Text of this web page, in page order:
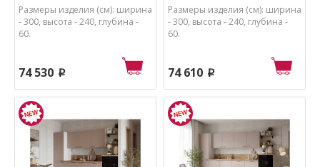
Размеры изделия (см): ширина
- 300, высота - 240, глубина -
60.
74 530 p
Размеры изделия (см): ширина
- 300, высота - 240, глубина -
60.
74 610 p